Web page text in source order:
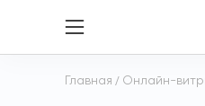
Главная / Онлайн-